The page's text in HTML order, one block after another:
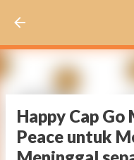
Happy Cap Go
Peace untuk